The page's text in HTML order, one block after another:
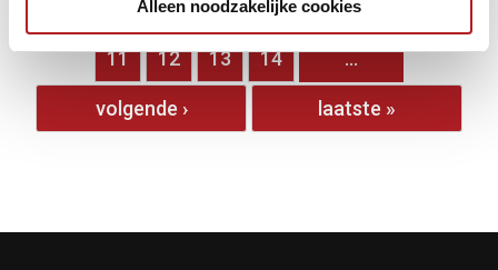
Alleen noodzakelijke cookies
6 7 8 9
11 12 13 14 …
volgende › laatste »